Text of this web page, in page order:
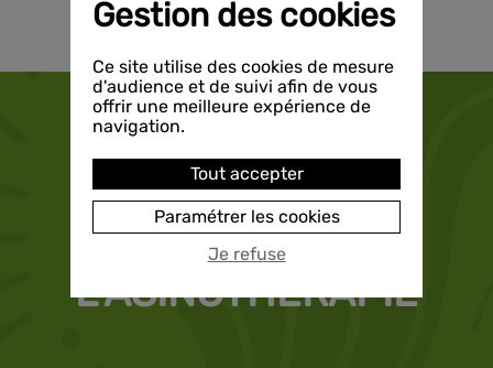
NOS AUTRES ACTIVITÉS
DÉCOUVREZ
LʼASINOTHÉRAPIE
Gestion des cookies
Ce site utilise des cookies de mesure
d'audience et de suivi afin de vous
offrir une meilleure expérience de
navigation.
Tout accepter
Paramétrer les cookies
Je refuse